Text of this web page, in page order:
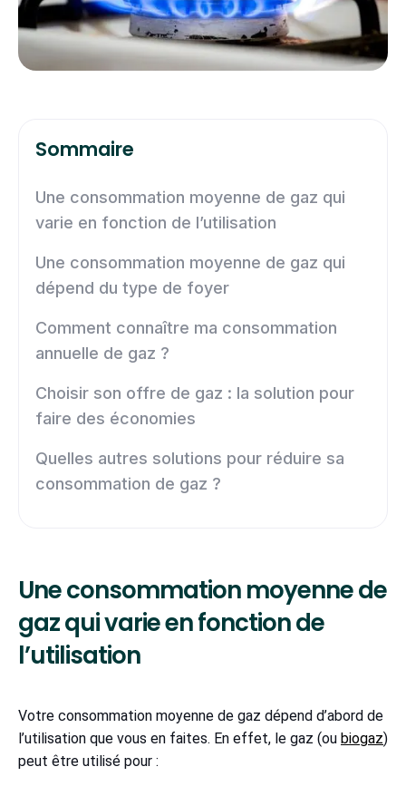
Sommaire
Une consommation moyenne de gaz qui
varie en fonction de l’utilisation
Une consommation moyenne de gaz qui
dépend du type de foyer
Comment connaître ma consommation
annuelle de gaz ?
Choisir son offre de gaz : la solution pour
faire des économies
Quelles autres solutions pour réduire sa
consommation de gaz ?
Une consommation moyenne de
gaz qui varie en fonction de
l’utilisation
Votre consommation moyenne de gaz dépend d’abord de
l’utilisation que vous en faites. En effet, le gaz (ou biogaz)
peut être utilisé pour :